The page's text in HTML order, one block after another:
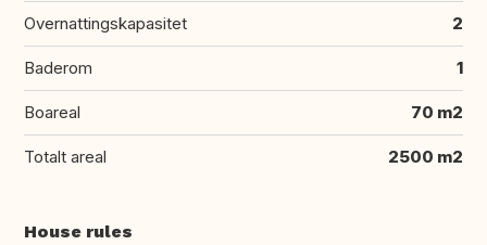
Overnattingskapasitet 2
Baderom 1
Boareal 70 m2
Totalt areal 2500 m2
House rules